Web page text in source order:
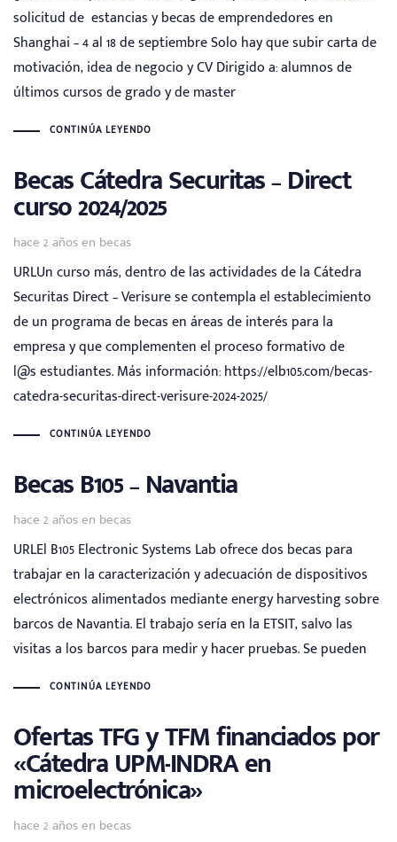
solicitud de estancias y becas de emprendedores en
Shanghai – 4 al 18 de septiembre Solo hay que subir carta de
motivación, idea de negocio y CV Dirigido a: alumnos de
últimos cursos de grado y de master
CONTINÚA LEYENDO
Becas Cátedra Securitas – Direct
curso 2024/2025
hace 2 añosen
Tags becas
URLUn curso más, dentro de las actividades de la Cátedra
Securitas Direct – Verisure se contempla el establecimiento
de un programa de becas en áreas de interés para la
empresa y que complementen el proceso formativo de
l@s estudiantes. Más información: https://elb105.com/becas-
catedra-securitas-direct-verisure-2024-2025/
CONTINÚA LEYENDO
Becas B105 – Navantia
hace 2 añosen
Tags becas
URLEl B105 Electronic Systems Lab ofrece dos becas para
trabajar en la caracterización y adecuación de dispositivos
electrónicos alimentados mediante energy harvesting sobre
barcos de Navantia. El trabajo sería en la ETSIT, salvo las
visitas a los barcos para medir y hacer pruebas. Se pueden
CONTINÚA LEYENDO
Ofertas TFG y TFM financiados por
«Cátedra UPM-INDRA en
microelectrónica»
hace 2 añosen
Tags becas